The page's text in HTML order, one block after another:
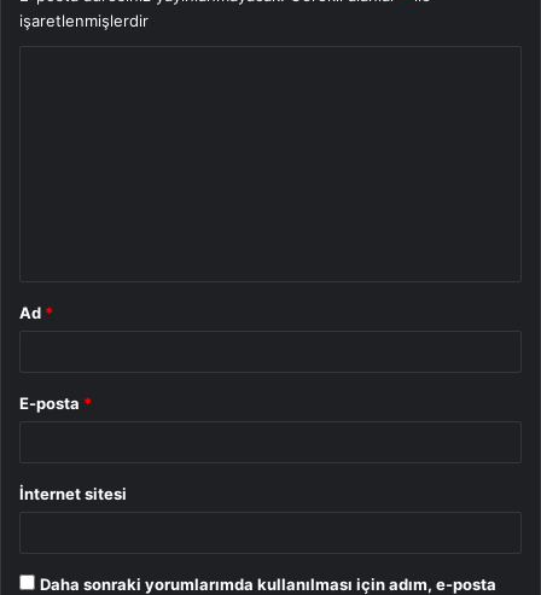
işaretlenmişlerdir
Ad *
E-posta *
İnternet sitesi
Daha sonraki yorumlarımda kullanılması için adım, e-posta